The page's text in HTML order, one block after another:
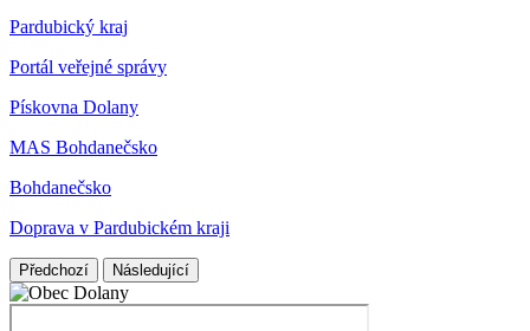
Pardubický kraj
Portál veřejné správy
Pískovna Dolany
MAS Bohdanečsko
Bohdanečsko
Doprava v Pardubickém kraji
Předchozí Následující